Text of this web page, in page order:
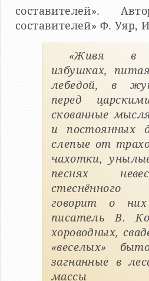
составителей».
составителей» Ф. Уяр,
«Живя в
избушках,
лебедой, в
перед
скованные
и постоянных
слепые от
чахотки,
песнях
стеснённого
говорит о них
писатель В.
хороводных,
«веселых»
загнанные в
массы